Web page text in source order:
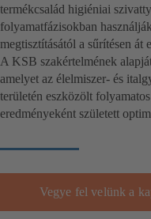
termékcsalád higiéniai
folyamatfázisokban
megtisztításától a sűrítésen át
A KSB szakértelmének
amelyet az élelmiszer- és
területén eszközölt
eredményeként született
Vegye fel velünk a